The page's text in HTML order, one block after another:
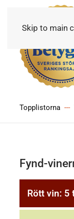
Skip to main
Topplistorna
Fynd-
Rött vin: 5